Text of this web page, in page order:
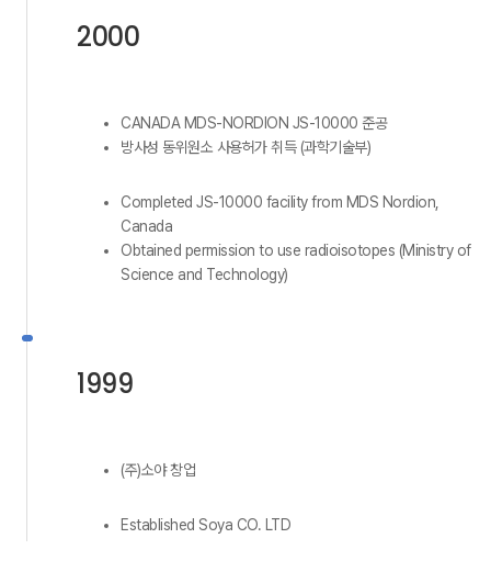
2000
CANADA MDS-NORDION JS-10000 준공
방사성 동위원소 사용허가 취득 (과학기술부)
Completed JS-10000 facility from MDS Nordion,
Canada
Obtained permission to use radioisotopes (Ministry of
Science and Technology)
1999
(주)소야 창업
Established Soya CO. LTD